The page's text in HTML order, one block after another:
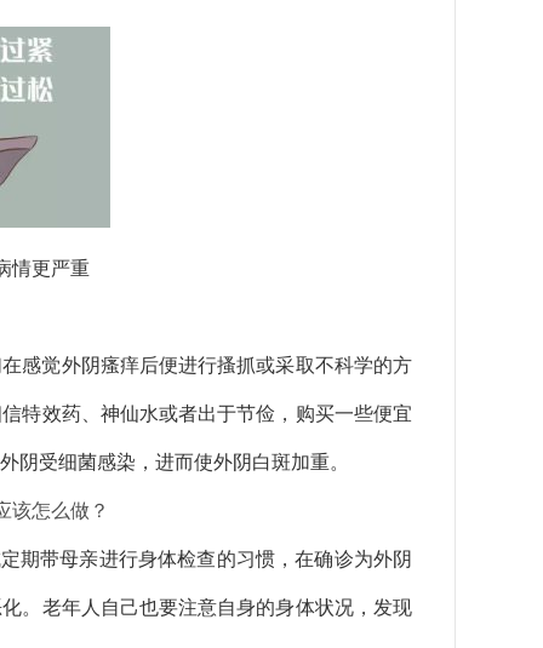
情更严重
感觉外阴瘙痒后便进行搔抓或采取不科学的方
特效药、神仙水或者出于节俭，购买一些便宜
阴受细菌感染，进而使外阴白斑加重。
该怎么做？
带母亲进行身体检查的习惯，在确诊为外阴
。老年人自己也要注意自身的身体状况，发现